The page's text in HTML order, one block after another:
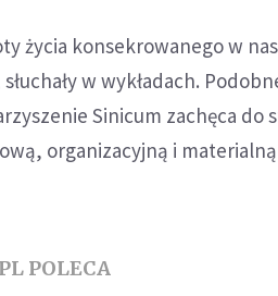
życia konsekrowanego w
w wykładach.
Sinicum zachęca do
organizacyjną i materialną
POLECA